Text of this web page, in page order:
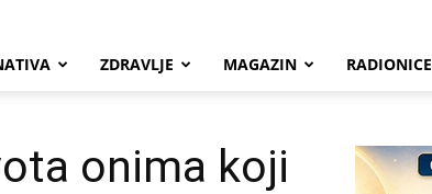
ZDRAVLJE MAGAZIN RADIONICE
onima koji